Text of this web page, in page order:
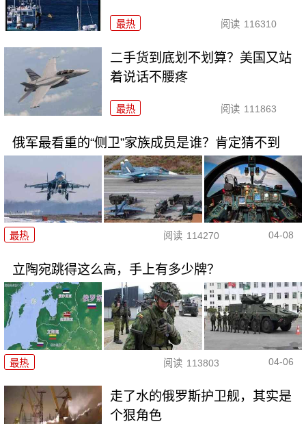
最热 阅读 116310
二手货到底划不划算？美国又站
着说话不腰疼
最热 阅读 111863
俄军最看重的“侧卫”家族成员是谁？肯定猜不到
最热 阅读 114270 04-08
立陶宛跳得这么高，手上有多少牌？
最热 阅读 113803 04-06
走了水的俄罗斯护卫舰，其实是
个狠角色